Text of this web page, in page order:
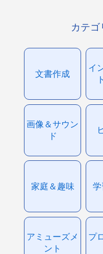
カテゴ
文書作成
イ
画像＆サウン
ド
家庭＆趣味
アミューズメ
ント
プ